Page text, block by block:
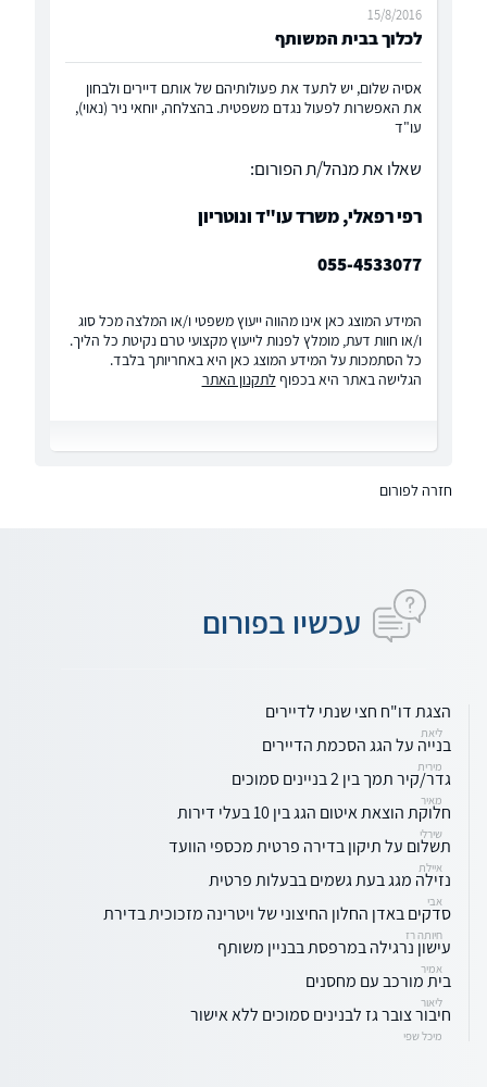
לכלוך בבית המשותף
15/8/2016
אסיה שלום, יש לתעד את פעולותיהם של אותם דיירים ולבחון
את האפשרות לפעול נגדם משפטית. בהצלחה, יוחאי ניר (נאוי),
עו"ד
שאלו את מנהל/ת הפורום:
רפי רפאלי, משרד עו"ד ונוטריון
055-4533077
המידע המוצג כאן אינו מהווה ייעוץ משפטי ו/או המלצה מכל סוג
ו/או חוות דעת, מומלץ לפנות לייעוץ מקצועי טרם נקיטת כל הליך.
כל הסתמכות על המידע המוצג כאן היא באחריותך בלבד.
הגלישה באתר היא בכפוף לתקנון האתר
חזרה לפורום
עכשיו בפורום
הצגת דו"ח חצי שנתי לדיירים
ליאת
בנייה על הגג הסכמת הדיירים
מירית
גדר/קיר תמך בין 2 בניינים סמוכים
מאיר
חלוקת הוצאת איטום הגג בין 10 בעלי דירות
שירלי
תשלום על תיקון בדירה פרטית מכספי הוועד
איילת
נזילה מגג בעת גשמים בבעלות פרטית
אבי
סדקים באדן החלון החיצוני של ויטרינה מזכוכית בדירת
חיותה רז
עישון נרגילה במרפסת בבניין משותף
אמיר
בית מורכב עם מחסנים
ליאור
חיבור צובר גז לבנינים סמוכים ללא אישור
מיכל שפי